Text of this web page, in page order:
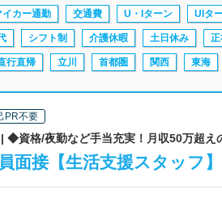
イカー通勤 交通費 U・Iターン UIタ
シフト制 介護休暇 土日休み 正
行直帰 立川 首都圏 関西 東海
PR不要
◆資格/夜勤など手当充実！月収50万超
面接【生活支援スタッフ